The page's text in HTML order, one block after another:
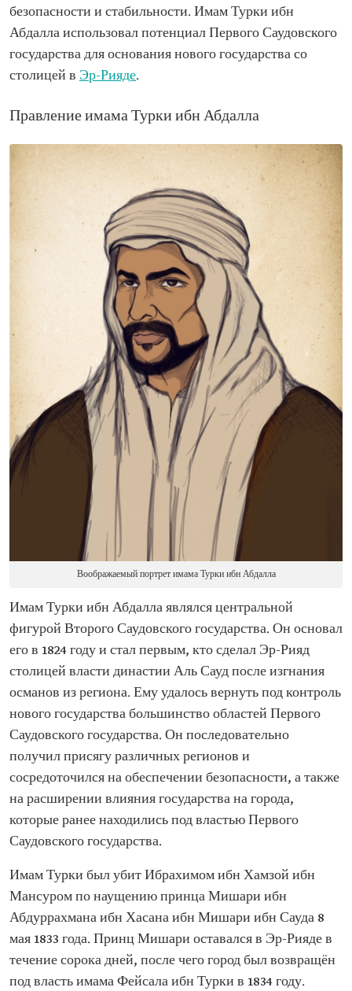
безопасности и стабильности. Имам Турки ибн
Абдалла использовал потенциал Первого Саудовского
государства для основания нового государства со
столицей в Эр-Рияде.
Правление имама Турки ибн Абдалла
Воображаемый портрет имама Турки ибн Абдалла
Имам Турки ибн Абдалла являлся центральной
фигурой Второго Саудовского государства. Он основал
его в 1824 году и стал первым, кто сделал Эр-Рияд
столицей власти династии Аль Сауд после изгнания
османов из региона. Ему удалось вернуть под контроль
нового государства большинство областей Первого
Саудовского государства. Он последовательно
получил присягу различных регионов и
сосредоточился на обеспечении безопасности, а также
на расширении влияния государства на города,
которые ранее находились под властью Первого
Саудовского государства.
Имам Турки был убит Ибрахимом ибн Хамзой ибн
Мансуром по наущению принца Мишари ибн
Абдуррахмана ибн Хасана ибн Мишари ибн Сауда 8
мая 1833 года. Принц Мишари оставался в Эр-Рияде в
течение сорока дней, после чего город был возвращён
под власть имама Фейсала ибн Турки в 1834 году.